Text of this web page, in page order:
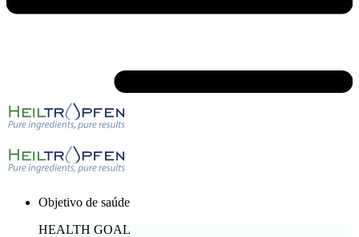
Objetivo de saúde
HEALTH GOAL